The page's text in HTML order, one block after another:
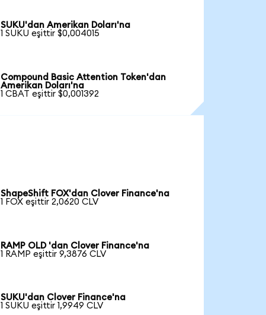
SUKU'dan Amerikan Doları'na
1 SUKU eşittir $0,004015
Compound Basic Attention Token'dan
Amerikan Doları'na
1 CBAT eşittir $0,001392
ShapeShift FOX'dan Clover Finance'na
1 FOX eşittir 2,0620 CLV
RAMP OLD 'dan Clover Finance'na
1 RAMP eşittir 9,3876 CLV
SUKU'dan Clover Finance'na
1 SUKU eşittir 1,9949 CLV